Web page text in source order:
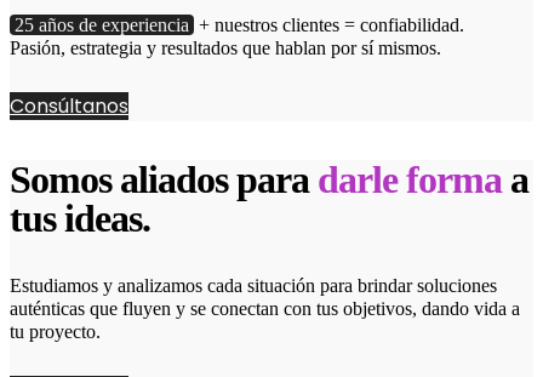
25 años de experiencia + nuestros clientes = confiabilidad.
Pasión, estrategia y resultados que hablan por sí mismos.
Consúltanos
Somos aliados para darle forma a
tus ideas.
Estudiamos y analizamos cada situación para brindar soluciones
auténticas que fluyen y se conectan con tus objetivos, dando vida a
tu proyecto.